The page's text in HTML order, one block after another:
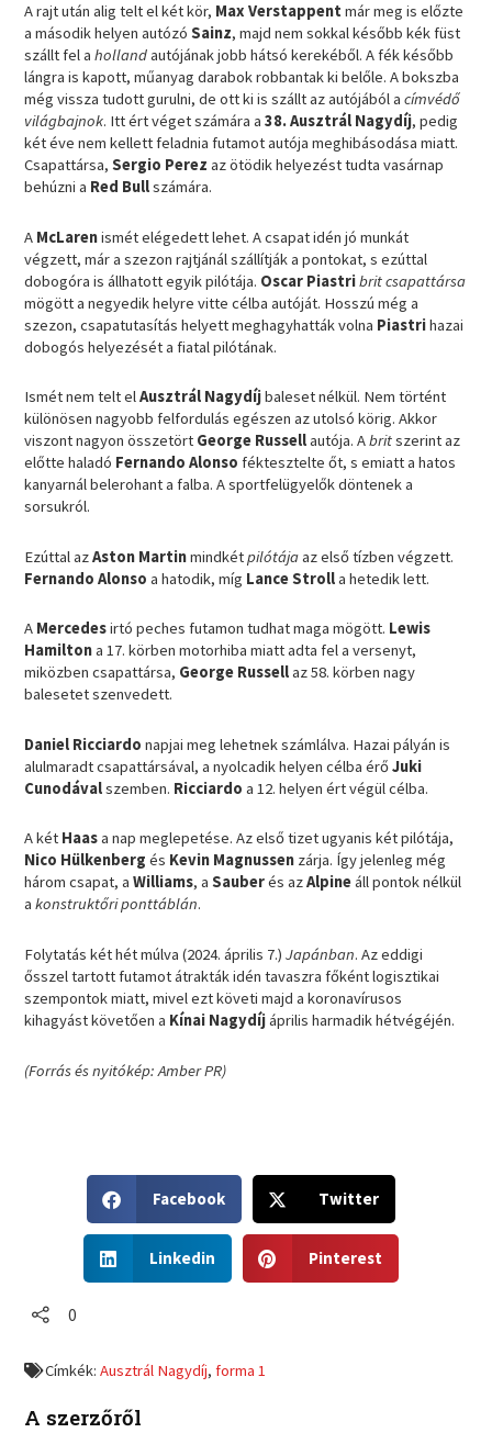
A rajt után alig telt el két kör, Max Verstappentmár meg is előzte
a második helyen autózóSainz, majd nem sokkal később kék füst
szállt fel ahollandautójának jobb hátsó kerekéből. A fék később
lángra is kapott, műanyag darabok robbantak ki belőle. A bokszba
még vissza tudott gurulni, de ott ki is szállt az autójából acímvédő
világbajnok. Itt ért véget számára a38. Ausztrál Nagydíj, pedig
két éve nem kellett feladnia futamot autója meghibásodása miatt.
Csapattársa,Sergio Perezaz ötödik helyezést tudta vasárnap
behúzni a Red Bullszámára.
A McLarenismét elégedett lehet. A csapat idén jó munkát
végzett, már a szezon rajtjánál szállítják a pontokat, s ezúttal
dobogóra is állhatott egyik pilótája. Oscar Piastribrit csapattársa
mögött a negyedik helyre vitte célba autóját. Hosszú még a
szezon, csapatutasítás helyett meghagyhatták volna Piastrihazai
dobogós helyezését a fiatal pilótának.
Ismét nem telt elAusztrál Nagydíjbaleset nélkül. Nem történt
különösen nagyobb felfordulás egészen az utolsó körig. Akkor
viszont nagyon összetört George Russellautója. Abritszerint az
előtte haladó Fernando Alonsoféktesztelte őt, s emiatt a hatos
kanyarnál belerohant a falba. A sportfelügyelők döntenek a
sorsukról.
Ezúttal azAston Martinmindkétpilótájaaz első tízben végzett.
Fernando Alonsoa hatodik, míg Lance Strolla hetedik lett.
A Mercedesirtó peches futamon tudhat maga mögött. Lewis
Hamiltona 17. körben motorhiba miatt adta fel a versenyt,
miközben csapattársa, George Russellaz 58. körben nagy
balesetet szenvedett.
Daniel Ricciardonapjai meg lehetnek számlálva. Hazai pályán is
alulmaradt csapattársával, a nyolcadik helyen célba érőJuki
Cunodávalszemben. Ricciardoa 12. helyen ért végül célba.
A két Haasa nap meglepetése. Az első tizet ugyanis két pilótája,
Nico Hülkenbergés Kevin Magnussen zárja. Így jelenleg még
három csapat, aWilliams, aSauberés azAlpineáll pontok nélkül
akonstruktőri ponttáblán.
Folytatás két hét múlva (2024. április 7.)Japánban. Az eddigi
ősszel tartott futamot átrakták idén tavaszra főként logisztikai
szempontok miatt, mivel ezt követi majd a koronavírusos
kihagyást követően a Kínai Nagydíjáprilis harmadik hétvégéjén.
(Forrás és nyitókép: Amber PR)
h
r
b
Facebook
h
Twitter
h
n
i
Linkedin
h
Pinterest
0
Címkék:Ausztrál Nagydíj,forma 1
A szerzőről